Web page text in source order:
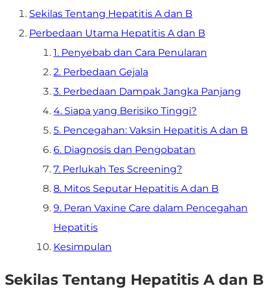
Sekilas Tentang Hepatitis A dan B
Perbedaan Utama Hepatitis A dan B
1. Penyebab dan Cara Penularan
2. Perbedaan Gejala
3. Perbedaan Dampak Jangka Panjang
4. Siapa yang Berisiko Tinggi?
5. Pencegahan: Vaksin Hepatitis A dan B
6. Diagnosis dan Pengobatan
7. Perlukah Tes Screening?
8. Mitos Seputar Hepatitis A dan B
9. Peran Vaxine Care dalam Pencegahan
Hepatitis
Kesimpulan
Sekilas Tentang Hepatitis A dan B